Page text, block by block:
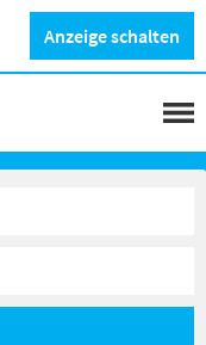
Anzeige schalten